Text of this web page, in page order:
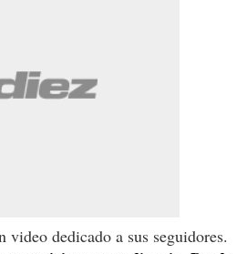
video dedicado a sus seguidores.